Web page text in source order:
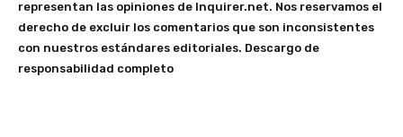
representan las opiniones de Inquirer.net. Nos reservamos el
derecho de excluir los comentarios que son inconsistentes
con nuestros estándares editoriales. Descargo de
responsabilidad completo